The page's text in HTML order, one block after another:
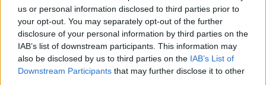
us or personal information disclosed to third parties prior to
your opt-out. You may separately opt-out of the further
disclosure of your personal information by third parties on the
IAB’s list of downstream participants. This information may
also be disclosed by us to third parties on the IAB’s List of
Downstream Participants that may further disclose it to other
Protihodnota ?​
Bonus
Slot diamantový​
Hodnota + 3 ks​
Typ vyšší výnos​